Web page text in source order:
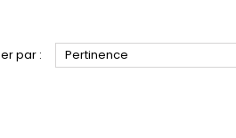
par : Pertinence